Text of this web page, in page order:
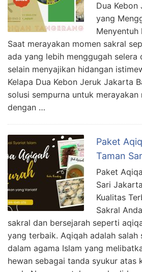
Dua
yang
Menyentuh
Saat merayakan momen sakral
ada yang lebih menggugah selera
selain menyajikan hidangan
Kelapa Dua Kebon Jeruk Jakarta
solusi sempurna untuk
dengan …
Paket
Taman
Paket
Sari
Kualitas
Sakral
sakral dan bersejarah seperti
yang terbaik. Aqiqah adalah
dalam agama Islam yang
hewan sebagai tanda syukur atas